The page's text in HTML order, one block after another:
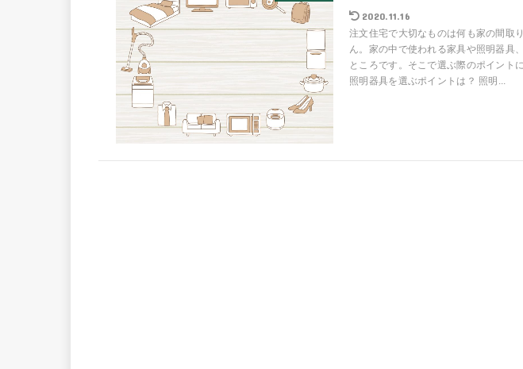
2020.11.16
注文住宅で大切なものは何も家の間取
ん。家の中で使われる家具や照明器具
ところです。そこで選ぶ際のポイント
照明器具を選ぶポイントは？ 照明...